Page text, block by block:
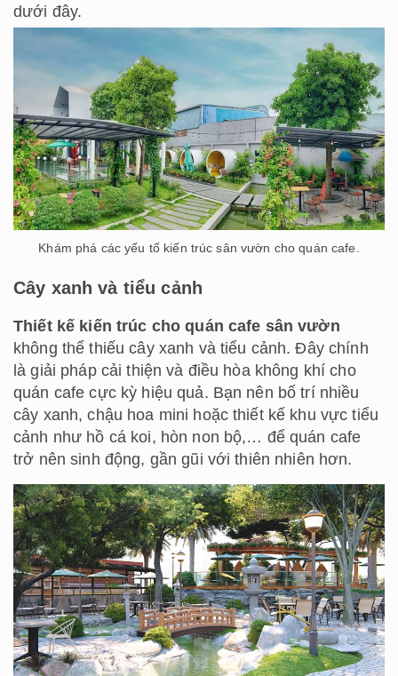
dưới đây.
Khám phá các yếu tố kiến trúc sân vườn cho quán cafe.
Cây xanh và tiểu cảnh
Thiết kế kiến trúc cho quán cafe sân vườn
không thể thiếu cây xanh và tiểu cảnh. Đây chính
là giải pháp cải thiện và điều hòa không khí cho
quán cafe cực kỳ hiệu quả. Bạn nên bố trí nhiều
cây xanh, chậu hoa mini hoặc thiết kế khu vực tiểu
cảnh như hồ cá koi, hòn non bộ,… để quán cafe
trở nên sinh động, gần gũi với thiên nhiên hơn.